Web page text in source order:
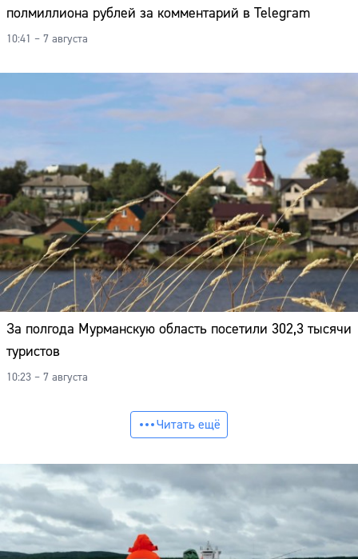
полмиллиона рублей за комментарий в Telegram
10:41 – 7 августа
За полгода Мурманскую область посетили 302,3 тысячи
туристов
10:23 – 7 августа
Читать ещё